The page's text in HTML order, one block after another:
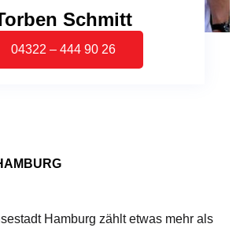
Schmitt
04322 – 444 90 26
Hamburg zählt etwas mehr als